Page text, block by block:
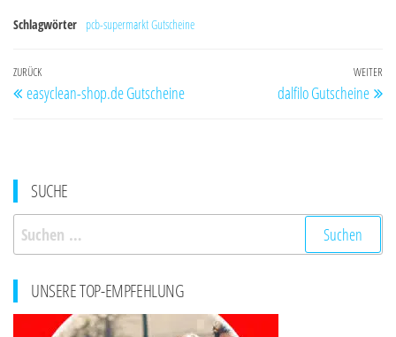
Schlagwörter pcb-supermarkt Gutscheine
Beitragsnavigation
Vorheriger
Beitrag
ZURÜCK
easyclean-shop.de Gutscheine
WEITER
dalfilo Gutscheine
SUCHE
Suchen
nach:
UNSERE TOP-EMPFEHLUNG